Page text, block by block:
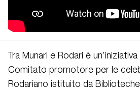
Tra Munari e Rodari è
Comitato promotore per le
Rodariano istituito da Biblioteche